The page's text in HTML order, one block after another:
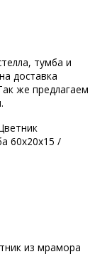
тумба и
доставка
же предлагаем
60х20х15 /
из мрамора